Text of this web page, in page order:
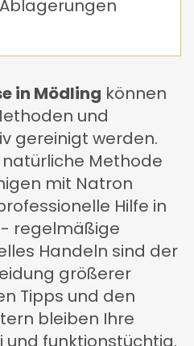
in Mödling können
und
gereinigt werden.
natürliche Methode
mit Natron
Hilfe in
regelmäßige
Handeln sind der
größerer
Tipps und den
bleiben Ihre
und funktionstüchtig.